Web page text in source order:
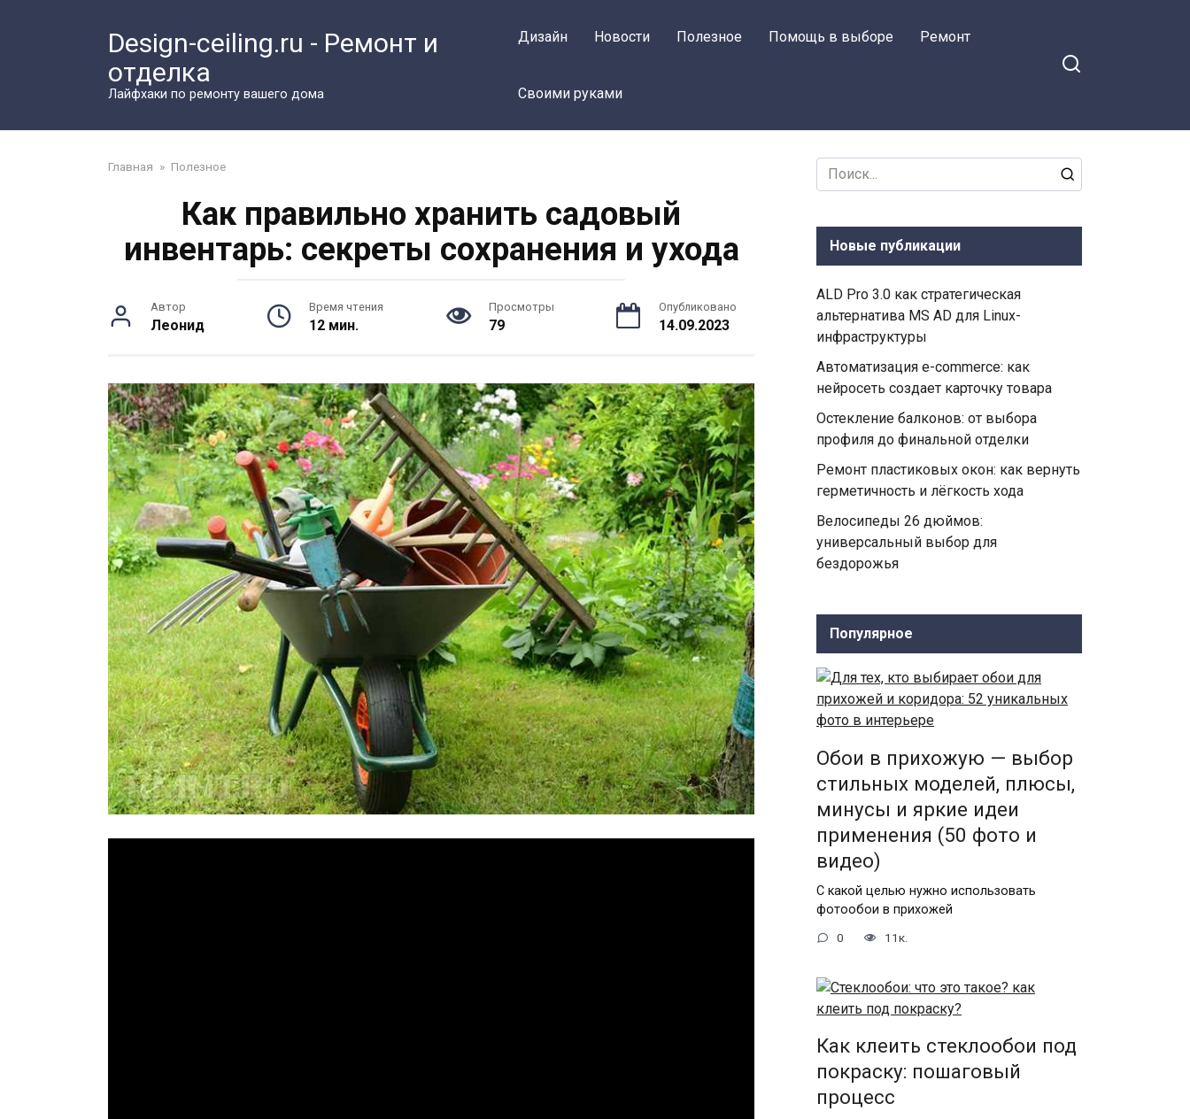
Design-ceiling.ru - Ремонт и
отделка
Лайфхаки по ремонту вашего дома
Дизайн Новости Полезное Помощь в выборе Ремонт
Своими руками
Главная » Полезное
Как правильно хранить садовый
инвентарь: секреты сохранения и ухода
Автор
Леонид
Время чтения
12 мин.
Просмотры
79
Опубликовано
14.09.2023
Search
for:
Новые публикации
ALD Pro 3.0 как стратегическая
альтернатива MS AD для Linux-
инфраструктуры
Автоматизация e-commerce: как
нейросеть создает карточку товара
Остекление балконов: от выбора
профиля до финальной отделки
Ремонт пластиковых окон: как вернуть
герметичность и лёгкость хода
Велосипеды 26 дюймов:
универсальный выбор для
бездорожья
Популярное
Обои в прихожую — выбор
стильных моделей, плюсы,
минусы и яркие идеи
применения (50 фото и
видео)
С какой целью нужно использовать
фотообои в прихожей
0 11к.
Как клеить стеклообои под
покраску: пошаговый
процесс